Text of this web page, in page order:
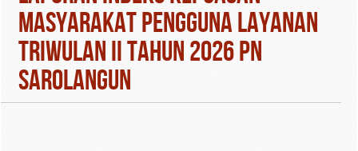
Masyarakat Pengguna Layanan
Triwulan II Tahun 2026 PN
Sarolangun